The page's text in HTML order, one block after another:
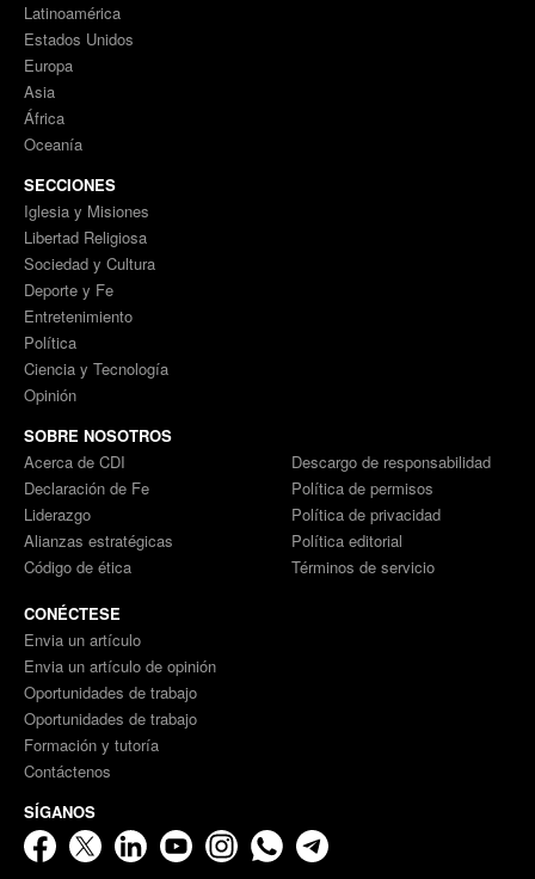
Latinoamérica
Estados Unidos
Europa
Asia
África
Oceanía
SECCIONES
Iglesia y Misiones
Libertad Religiosa
Sociedad y Cultura
Deporte y Fe
Entretenimiento
Política
Ciencia y Tecnología
Opinión
SOBRE NOSOTROS
Acerca de CDI
Declaración de Fe
Liderazgo
Alianzas estratégicas
Código de ética
Descargo de responsabilidad
Política de permisos
Política de privacidad
Política editorial
Términos de servicio
CONÉCTESE
Envia un artículo
Envia un artículo de opinión
Oportunidades de trabajo
Oportunidades de trabajo
Formación y tutoría
Contáctenos
SÍGANOS